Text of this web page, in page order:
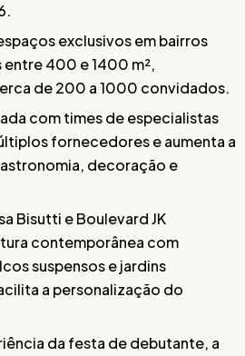
exclusivos em bairros
entre 400 e 1400 m²,
de 200 a 1000 convidados.
com times de especialistas
fornecedores e aumenta a
decoração e
Bisutti e Boulevard JK
contemporânea com
suspensos e jardins
a personalização do
da festa de debutante, a